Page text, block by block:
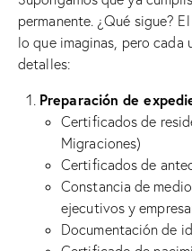
permanente. ¿Qué sigue?
lo que imaginas, pero cada
detalles:
Preparación de
Certificados de
Migraciones)
Certificados de
Constancia de
ejecutivos y
Documentación de